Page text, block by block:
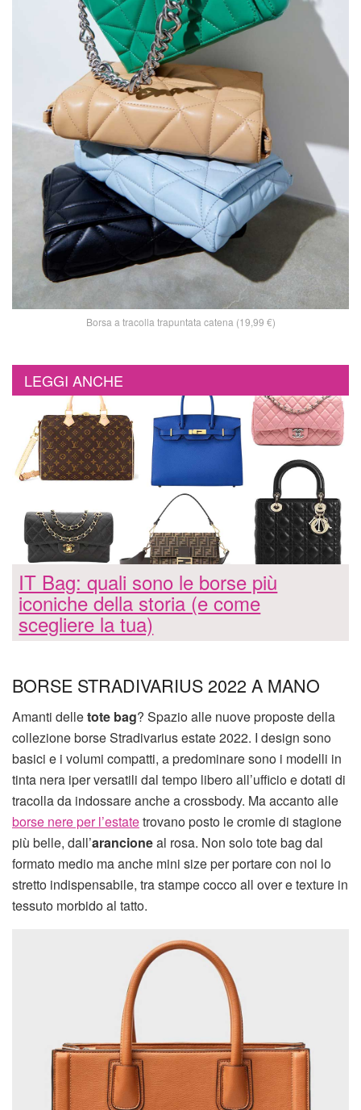
Borsa a tracolla trapuntata catena (19,99 €)
LEGGI ANCHE
IT Bag: quali sono le borse più
iconiche della storia (e come
scegliere la tua)
BORSE STRADIVARIUS 2022 A MANO
Amanti delletote bag? Spazio alle nuove proposte della
collezione borse Stradivarius estate 2022. I design sono
basici e i volumi compatti, a predominare sono i modelli in
tinta nera iper versatili dal tempo libero all’ufficio e dotati di
tracolla da indossare anche a crossbody. Ma accanto alle
borse nere per l’estatetrovano posto le cromie di stagione
più belle, dall’arancioneal rosa. Non solo tote bag dal
formato medio ma anche mini size per portare con noi lo
stretto indispensabile, tra stampe cocco all over e texture in
tessuto morbido al tatto.